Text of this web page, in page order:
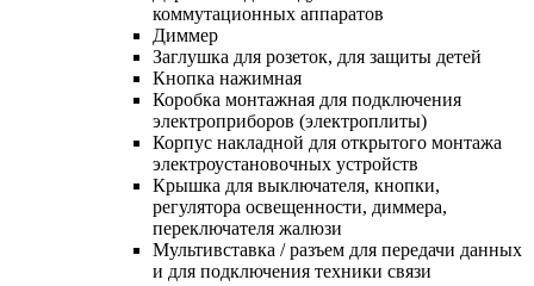
коммутационных аппаратов
Диммер
Заглушка для розеток, для защиты детей
Кнопка нажимная
Коробка монтажная для подключения
электроприборов (электроплиты)
Корпус накладной для открытого монтажа
электроустановочных устройств
Крышка для выключателя, кнопки,
регулятора освещенности, диммера,
переключателя жалюзи
Мультивставка / разъем для передачи данных
и для подключения техники связи